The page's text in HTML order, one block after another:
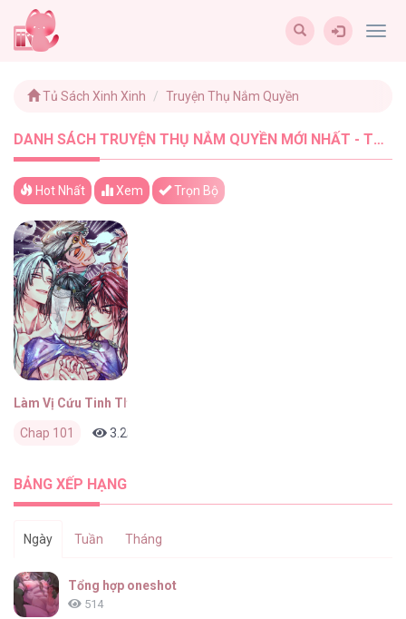
Tủ Sách Xinh Xinh Truyện Thụ Nắm Quyền
DANH SÁCH TRUYỆN THỤ NẮM QUYỀN MỚI NHẤT - TUSACHXINHXINH (1)
Hot Nhất Xem Trọn Bộ
Làm Vị Cứu Tinh Thật Dễ Dàng
Chap 101 3.2K
BẢNG XẾP HẠNG
Ngày Tuần Tháng
Tổng hợp oneshot
514